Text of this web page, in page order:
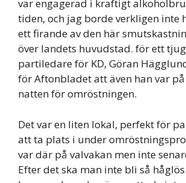
var engagerad i kraftigt
tiden, och jag borde verkligen inte
ett firande av den här
över landets huvudstad. för ett
partiledare för KD, Göran
för Aftonbladet att även han var
natten för omröstningen.
Det var en liten lokal, perfekt för
att ta plats i under
var där på valvakan men inte
Efter det ska man inte bli så